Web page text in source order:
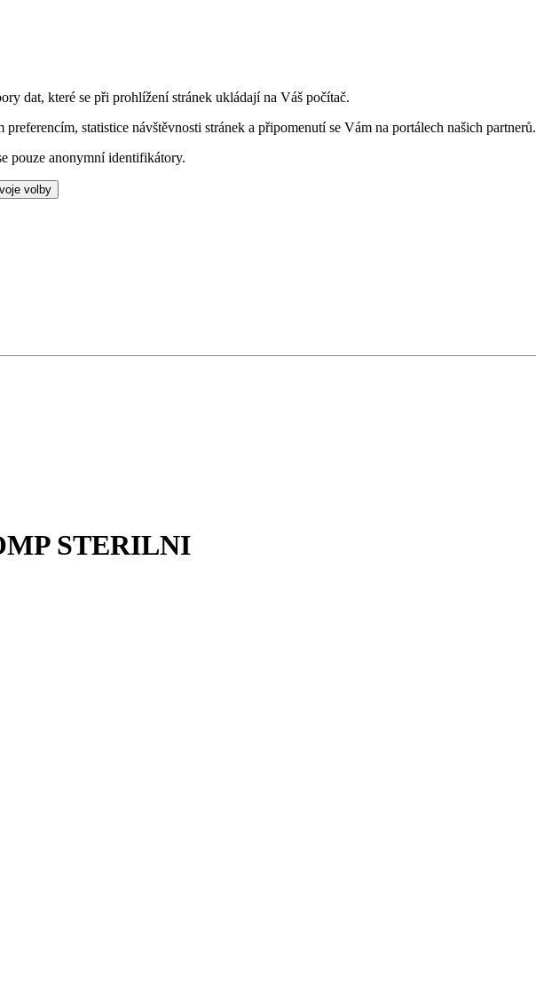
dat, které se při prohlížení stránek ukládají na Váš počítač.
statistice návštěvnosti stránek a připomenutí se Vám na portálech našich partnerů.
pouze anonymní identifikátory.
volby
STERILNI